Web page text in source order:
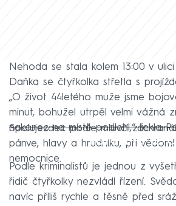
Nehoda se stala kolem 13:00 v
Daňka se čtyřkolka střetla s
„O život 44letého muže jsme
minut, bohužel utrpěl velmi vážná
nakonec na místě podlehl,“ řekla
Failed to
Spolujezdec podle mluvčí
pánve, hlavy a hrudníku, při
nemocnice.
Podle kriminalistů je jednou z
řidič čtyřkolky nezvládl řízení.
navíc příliš rychle a těsně před